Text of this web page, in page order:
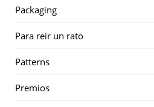
Packaging
Para reir un rato
Patterns
Premios